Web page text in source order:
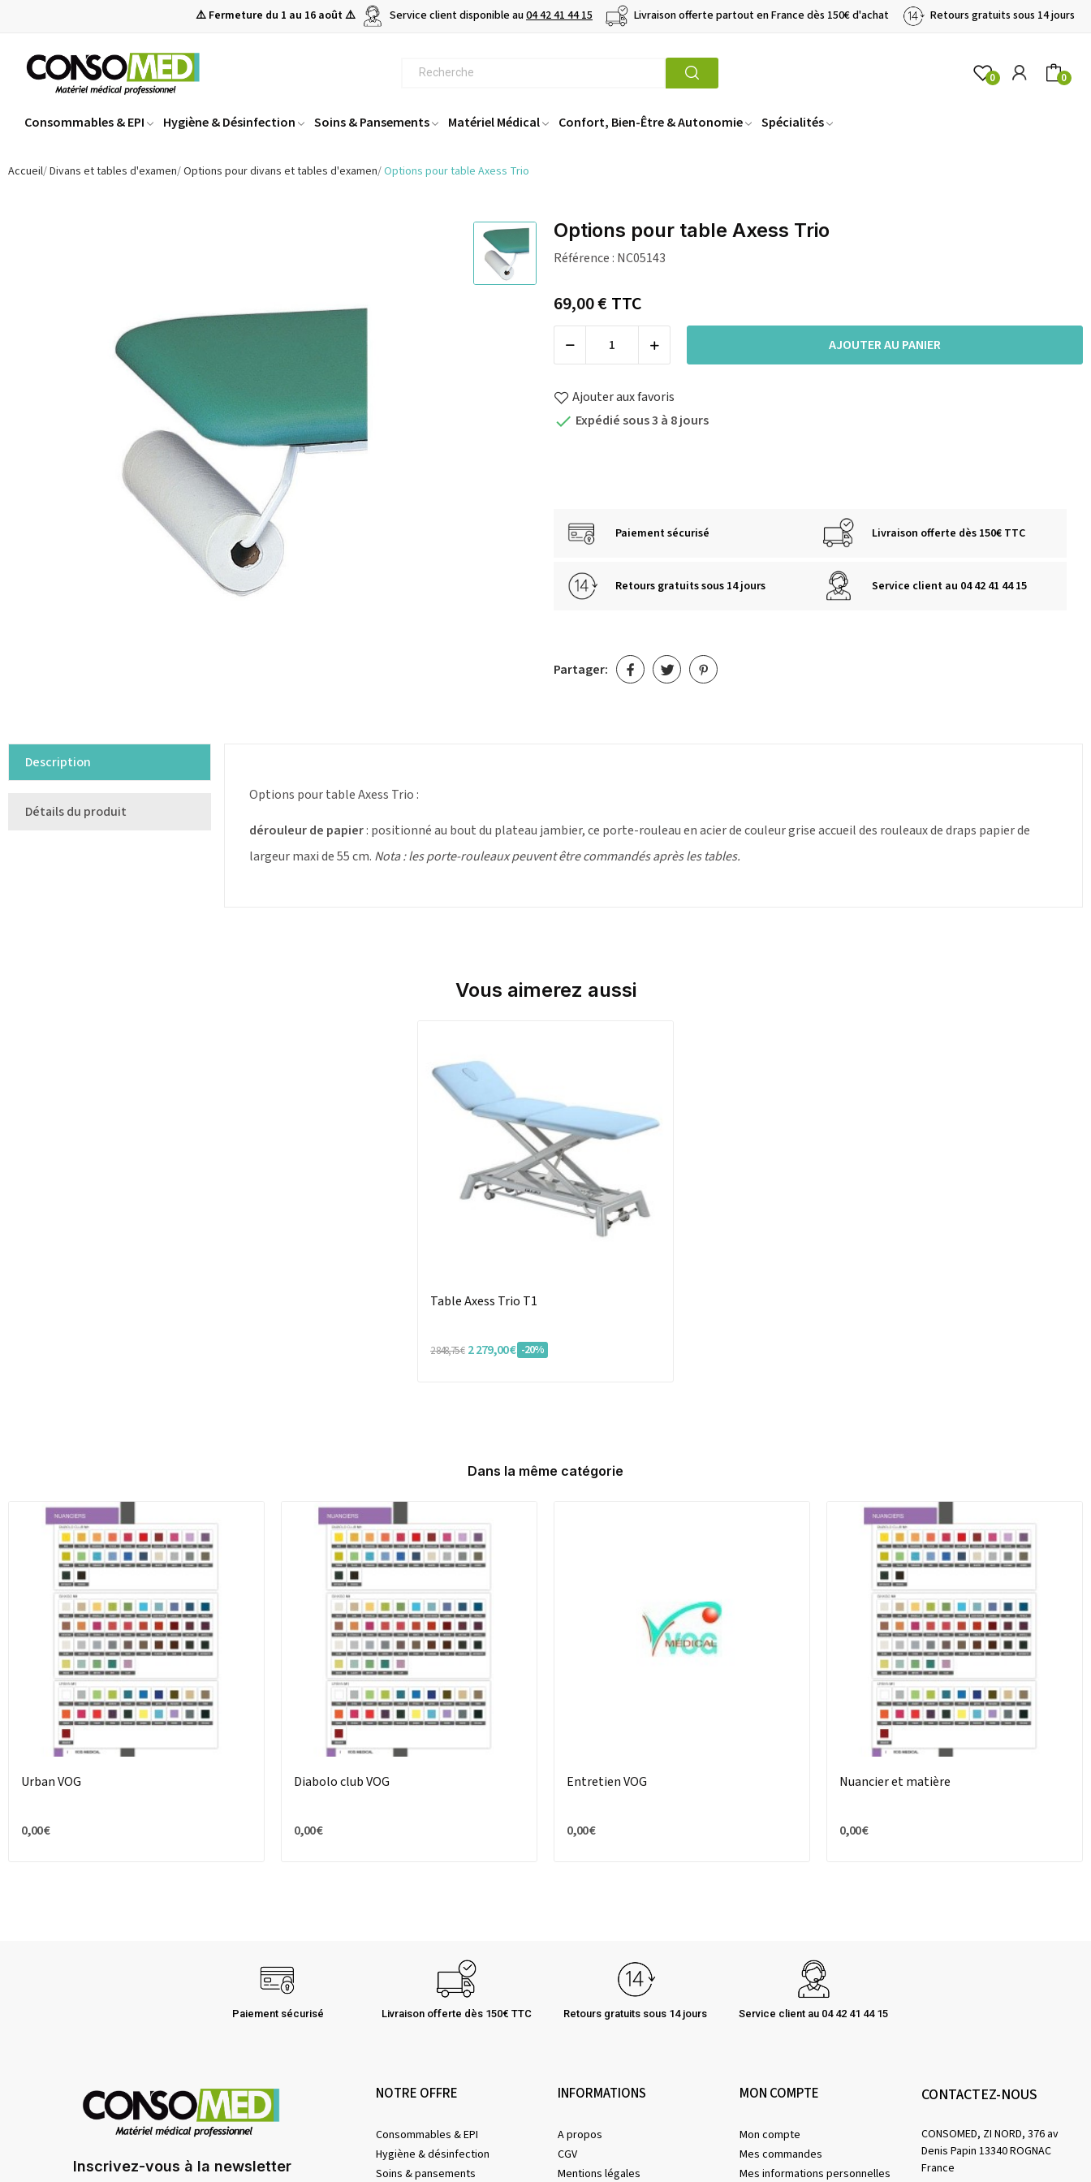
⚠️ Fermeture du 1 au 16 août ⚠️ Service client disponible au04 42 41 44 15 Livraison offerte partout en France dès 150€ d'achat Retours gratuits sous 14 jours
0 0
Consommables & EPI Hygiène & Désinfection Soins & Pansements Matériel Médical Confort, Bien-Être & Autonomie Spécialités
Accueil Divans et tables d'examen Options pour divans et tables d'examen Options pour table Axess Trio
Options pour table Axess Trio
Référence : NC05143
69,00 €TTC
AJOUTER AU PANIER
Ajouter aux favoris
 Expédié sous 3 à 8 jours
Paiement sécurisé Livraison offerte dès 150€ TTC
Retours gratuits sous 14 jours Service client au 04 42 41 44 15
Partager:
Description
Détails du produit
Options pour table Axess Trio :
dérouleur de papier: positionné au bout du plateau jambier, ce porte-rouleau en acier de couleur grise accueil des rouleaux de draps papier de
largeur maxi de 55 cm. Nota : les porte-rouleaux peuvent être commandés après les tables.
Vous aimerez aussi
Table Axess Trio T1
2 848,75 € 2 279,00 € -20%
Dans la même catégorie
Urban VOG
0,00 €
Diabolo club VOG
0,00 €
Entretien VOG
0,00 €
Nuancier et matière
0,00 €
Paiement sécurisé Livraison offerte dès 150€ TTC Retours gratuits sous 14 jours Service client au 04 42 41 44 15
Inscrivez-vous à la newsletter
NOTRE OFFRE
Consommables & EPI
Hygiène & désinfection
Soins & pansements
INFORMATIONS
A propos
CGV
Mentions légales
MON COMPTE
Mon compte
Mes commandes
Mes informations personnelles
CONTACTEZ-NOUS
CONSOMED, ZI NORD, 376 av
Denis Papin 13340 ROGNAC
France